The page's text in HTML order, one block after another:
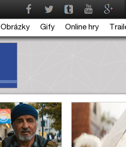
Obrázky Gify Online hry